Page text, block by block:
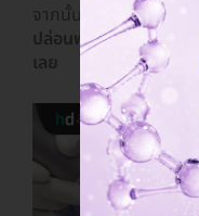
จากนั้นก็ ปิดตาเพื่อป้อง
ปล่อนพลังงานจากเครื่
เลย